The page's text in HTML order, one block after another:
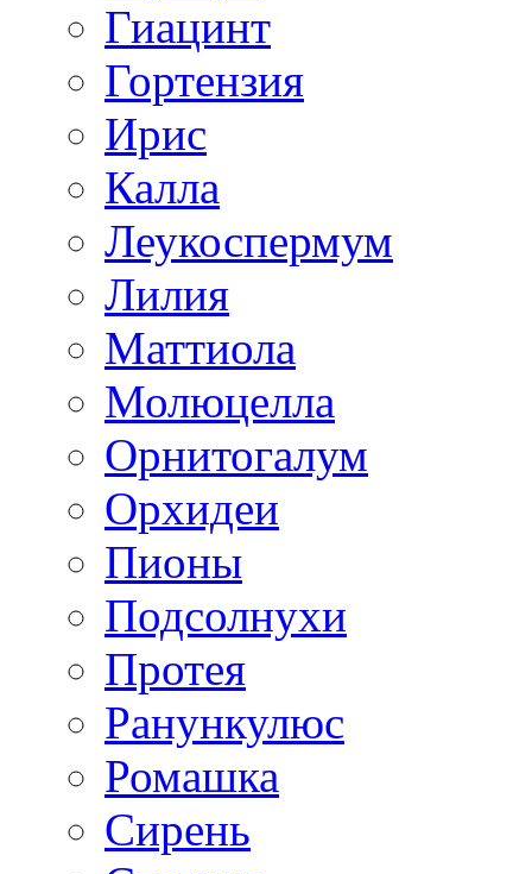
Гиацинт
Гортензия
Ирис
Калла
Леукоспермум
Лилия
Маттиола
Молюцелла
Орнитогалум
Орхидеи
Пионы
Подсолнухи
Протея
Ранункулюс
Ромашка
Сирень